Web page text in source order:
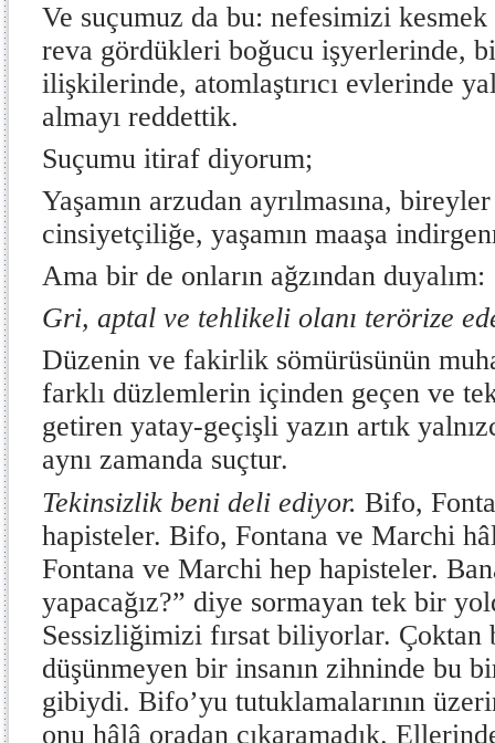
Ve suçumuz da bu: nefesimizi
reva gördükleri boğucu işyerlerinde,
ilişkilerinde, atomlaştırıcı evlerinde
almayı reddettik.
Suçumu itiraf diyorum;
Yaşamın arzudan ayrılmasına,
cinsiyetçiliğe, yaşamın maaşa
Ama bir de onların ağzından duyalım:
Gri, aptal ve tehlikeli olanı terörize
Düzenin ve fakirlik sömürüsünün
farklı düzlemlerin içinden geçen ve
getiren yatay-geçişli yazın artık
aynı zamanda suçtur.
Tekinsizlik beni deli ediyor. Bifo,
hapisteler. Bifo, Fontana ve Marchi
Fontana ve Marchi hep hapisteler.
yapacağız?” diye sormayan tek bir
Sessizliğimizi fırsat biliyorlar. Çoktan
düşünmeyen bir insanın zihninde bu
gibiydi. Bifo’yu tutuklamalarının
onu hâlâ oradan çıkaramadık.